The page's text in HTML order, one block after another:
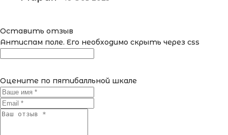
Оставить отзыв
Антиспам поле. Его необходимо скрыть через css
Оцените по пятибалльной шкале